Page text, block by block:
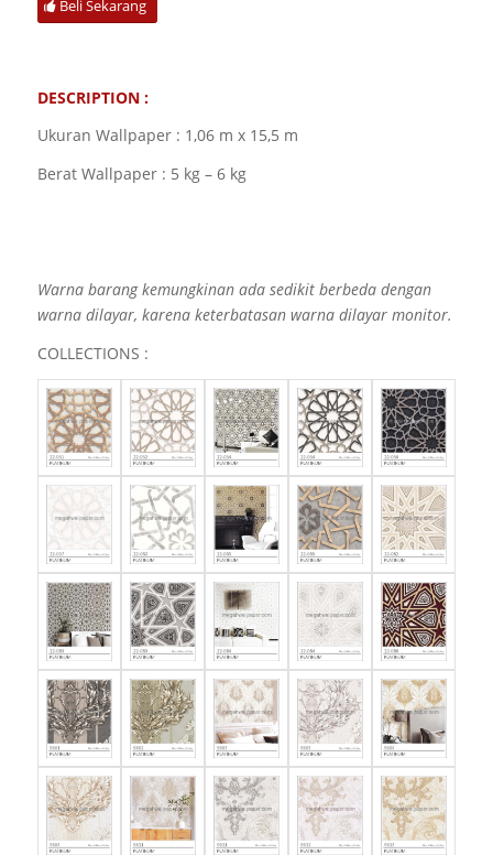
Beli Sekarang
DESCRIPTION :
Ukuran Wallpaper : 1,06 m x 15,5 m
Berat Wallpaper : 5 kg – 6 kg
Warna barang kemungkinan ada sedikit berbeda dengan
warna dilayar, karena keterbatasan warna dilayar monitor.
COLLECTIONS :